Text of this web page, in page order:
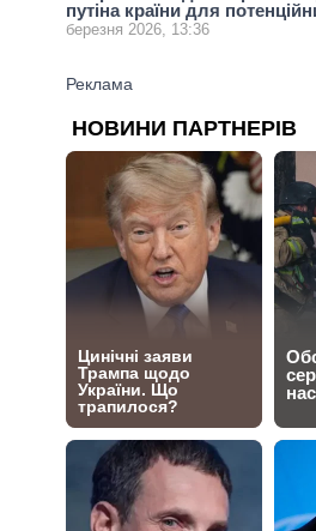
путіна країни для
березня 2026, 13:36